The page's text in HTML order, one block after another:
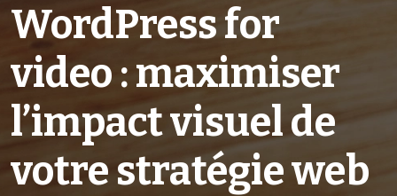
WordPress for
video : maximiser
l’impact visuel de
votre stratégie web